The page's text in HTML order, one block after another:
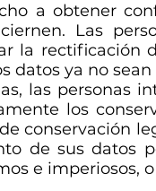
a obtener
Las
la rectificación
datos ya no
las personas
los
conservación
de sus datos
e imperiosos,